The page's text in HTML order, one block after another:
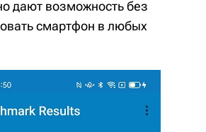
дают возможность без
смартфон в любых